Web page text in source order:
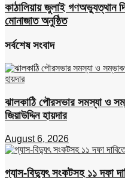
কাঠালিয়ায় জুলাই গণঅভ্যুত্থান
মোনাজাত অনুষ্ঠিত
সর্বশেষ সংবাদ
ঝালকাঠি পৌরসভার সমস্যা ও
জিয়াউদ্দিন হায়দার
August 6, 2026
গ্যাস-বিদ্যুৎ সংকটসহ ১১ দফা